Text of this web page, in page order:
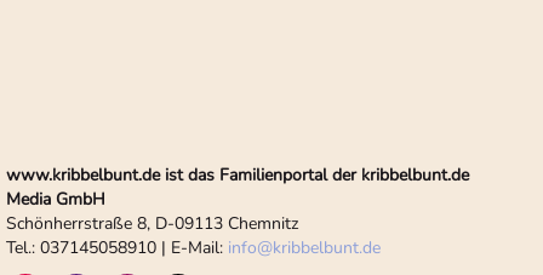
www.kribbelbunt.de ist das Familienportal der kribbelbunt.de
Media GmbH
Schönherrstraße 8, D-09113 Chemnitz
Tel.: 037145058910 | E-Mail: info@kribbelbunt.de